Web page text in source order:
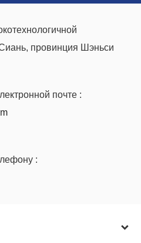
провинция Шэньси
почте :
: